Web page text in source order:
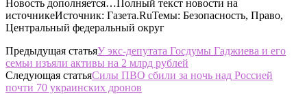
Новость дополняется…Полный текст новости на
источникеИсточник: Газета.RuТемы: Безопасность, Право,
Центральный федеральный округ
Предыдущая статьяУ экс-депутата Госдумы Гаджиева и его
семьи изъяли активы на 2 млрд рублей
Следующая статьяСилы ПВО сбили за ночь над Россией
почти 70 украинских дронов